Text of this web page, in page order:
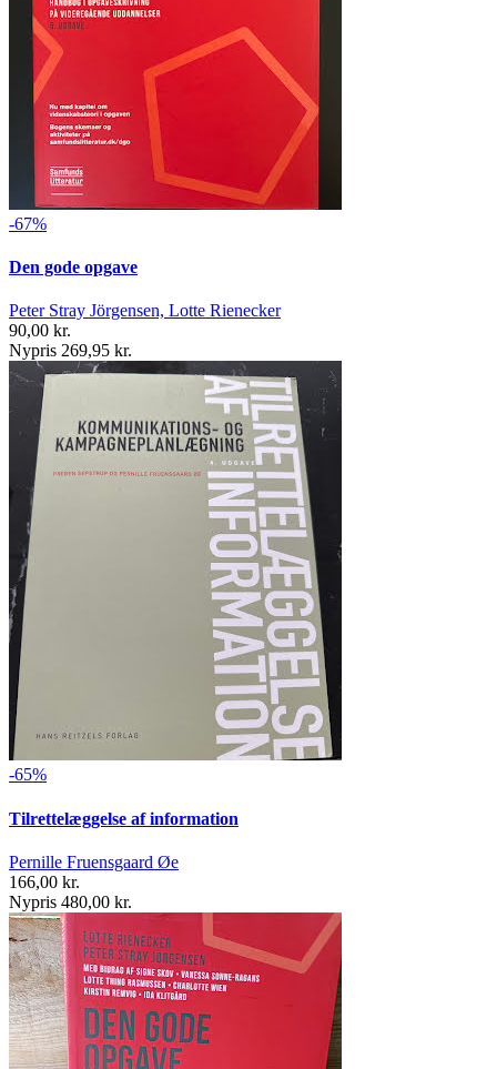
-67%
Den gode opgave
Peter Stray Jörgensen, Lotte Rienecker
90,00 kr.
Nypris 269,95 kr.
-65%
Tilrettelæggelse af information
Pernille Fruensgaard Øe
166,00 kr.
Nypris 480,00 kr.